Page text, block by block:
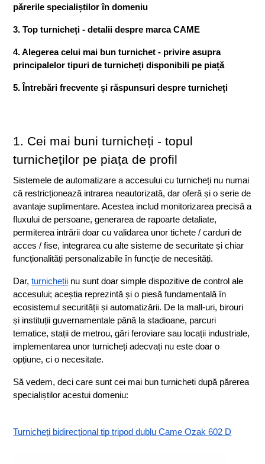
părerile specialiștilor în domeniu
3. Top turnicheți - detalii despre marca CAME
4. Alegerea celui mai bun turnichet - privire asupra
principalelor tipuri de turnicheți disponibili pe piață
5. Întrebări frecvente și răspunsuri despre turnicheți
1. Cei mai buni turnicheți - topul
turnicheților pe piața de profil
Sistemele de automatizare a accesului cu turnicheți nu numai
că restricționează intrarea neautorizată, dar oferă și o serie de
avantaje suplimentare. Acestea includ monitorizarea precisă a
fluxului de persoane, generarea de rapoarte detaliate,
permiterea intrării doar cu validarea unor tichete / carduri de
acces / fise, integrarea cu alte sisteme de securitate și chiar
funcționalități personalizabile în funcție de necesități.
Dar, turnicheții nu sunt doar simple dispozitive de control ale
accesului; aceștia reprezintă și o piesă fundamentală în
ecosistemul securității și automatizării. De la mall-uri, birouri
și instituții guvernamentale până la stadioane, parcuri
tematice, stații de metrou, gări feroviare sau locații industriale,
implementarea unor turnicheți adecvați nu este doar o
opțiune, ci o necesitate.
Să vedem, deci care sunt cei mai bun turnicheti după părerea
specialiștilor acestui domeniu:
Turnicheți bidirecțional tip tripod dublu Came Ozak 602 D